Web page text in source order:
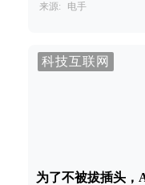
来源: 电手
科技互联网
为了不被拔插头，